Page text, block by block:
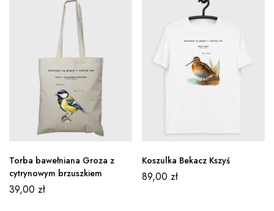
Torba bawełniana Groza z
cytrynowym brzuszkiem
39,00 zł
Koszulka Bekacz Kszyś
89,00 zł